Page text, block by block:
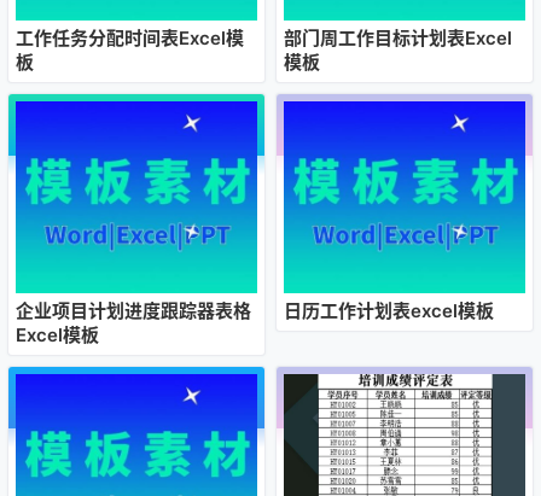
工作任务分配时间表Excel模
板
部门周工作目标计划表Excel
模板
企业项目计划进度跟踪器表格
Excel模板
日历工作计划表excel模板